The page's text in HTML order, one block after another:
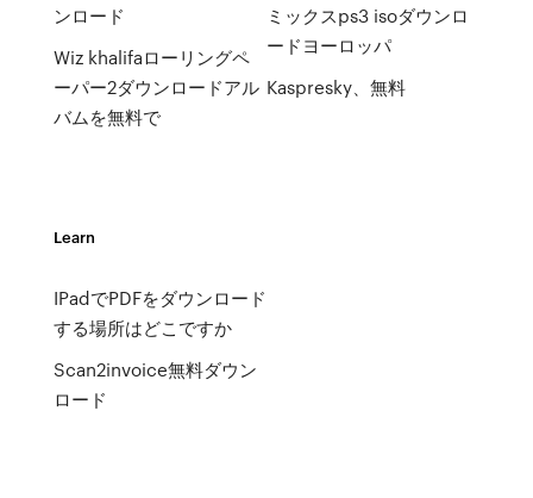
ンロード
Wiz khalifaローリングペ
ーパー2ダウンロードアル
バムを無料で
ミックスps3 isoダウンロ
ードヨーロッパ
Kaspresky、無料
Learn
IPadでPDFをダウンロード
する場所はどこですか
Scan2invoice無料ダウン
ロード